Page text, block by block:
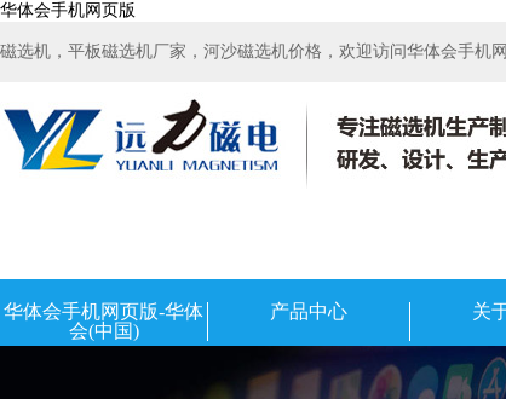
华体会手机网页版
磁选机，平板磁选机厂家，河沙磁选机价格，欢迎访问华体会手机
华体会手机网页版-华体
会(中国)
产品中心 关